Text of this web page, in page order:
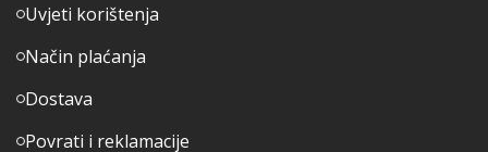
Uvjeti korištenja
Način plaćanja
Dostava
Povrati i reklamacije